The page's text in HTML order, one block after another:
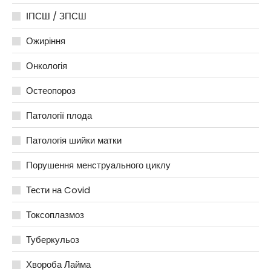
ІПСШ / ЗПСШ
Ожиріння
Онкологія
Остеопороз
Патології плода
Патологія шийки матки
Порушення менструального циклу
Тести на Covid
Токсоплазмоз
Туберкульоз
Хвороба Лайма